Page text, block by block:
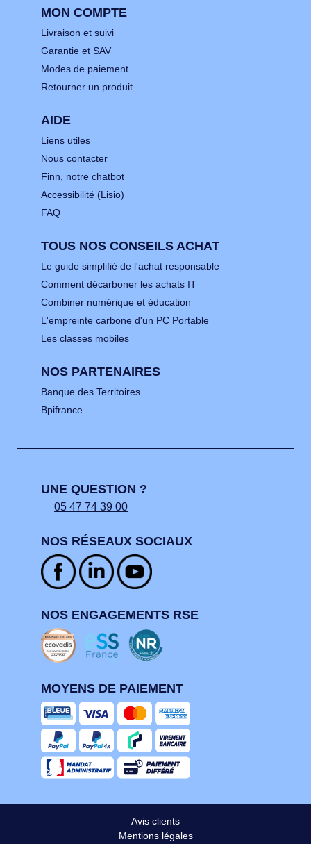
MON COMPTE
Livraison et suivi
Garantie et SAV
Modes de paiement
Retourner un produit
AIDE
Liens utiles
Nous contacter
Finn, notre chatbot
Accessibilité (Lisio)
FAQ
TOUS NOS CONSEILS ACHAT
Le guide simplifié de l'achat responsable
Comment décarboner les achats IT
Combiner numérique et éducation
L'empreinte carbone d'un PC Portable
Les classes mobiles
NOS PARTENAIRES
Banque des Territoires
Bpifrance
UNE QUESTION ?
05 47 74 39 00
NOS RÉSEAUX SOCIAUX
NOS ENGAGEMENTS RSE
MOYENS DE PAIEMENT
Avis clients
Mentions légales